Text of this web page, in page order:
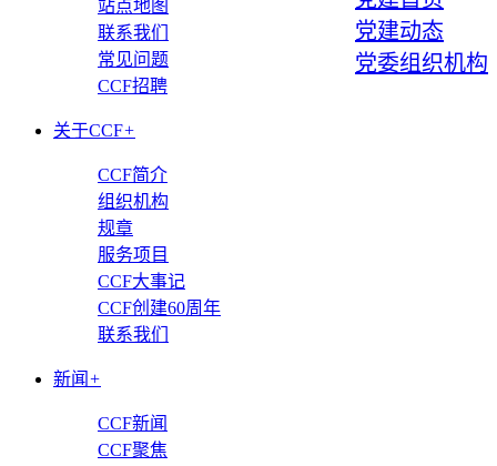
党建动态
党委组织机构
站点地图
联系我们
常见问题
CCF招聘
关于CCF+
CCF简介
组织机构
规章
服务项目
CCF大事记
CCF创建60周年
联系我们
新闻 +
CCF新闻
CCF聚焦